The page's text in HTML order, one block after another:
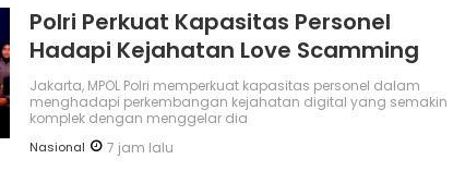
Polri Perkuat Kapasitas Personel
Hadapi Kejahatan Love Scamming
Jakarta, MPOL Polri memperkuat kapasitas personel dalam
menghadapi perkembangan kejahatan digital yang semakin
komplek dengan menggelar dia
Nasional 7 jam lalu